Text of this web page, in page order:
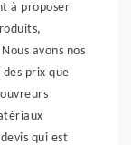
à proposer
avons nos
prix que
qui est